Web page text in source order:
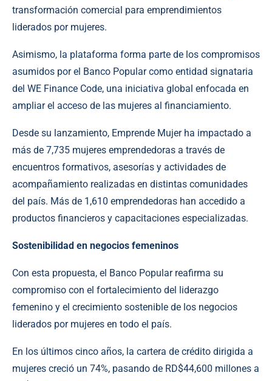
transformación comercial para emprendimientos
liderados por mujeres.
Asimismo, la plataforma forma parte de los compromisos
asumidos por el Banco Popular como entidad signataria
del WE Finance Code, una iniciativa global enfocada en
ampliar el acceso de las mujeres al financiamiento.
Desde su lanzamiento, Emprende Mujer ha impactado a
más de 7,735 mujeres emprendedoras a través de
encuentros formativos, asesorías y actividades de
acompañamiento realizadas en distintas comunidades
del país. Más de 1,610 emprendedoras han accedido a
productos financieros y capacitaciones especializadas.
Sostenibilidad en negocios femeninos
Con esta propuesta, el Banco Popular reafirma su
compromiso con el fortalecimiento del liderazgo
femenino y el crecimiento sostenible de los negocios
liderados por mujeres en todo el país.
En los últimos cinco años, la cartera de crédito dirigida a
mujeres creció un 74%, pasando de RD$44,600 millones a